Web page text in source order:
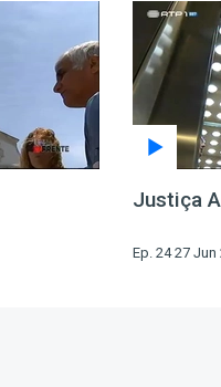
Justiça
Ep. 24 27 Jun